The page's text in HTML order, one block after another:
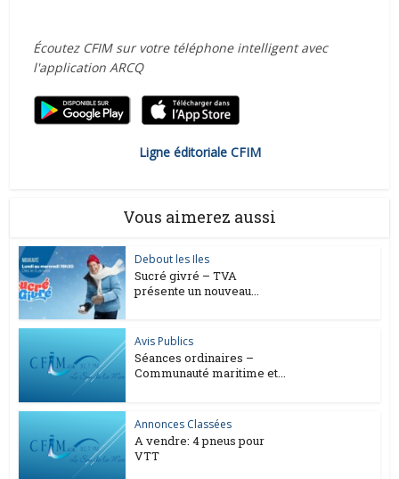
Écoutez CFIM sur votre téléphone intelligent avec
l'application ARCQ
Ligne éditoriale CFIM
Vous aimerez aussi
Debout les Iles
Sucré givré – TVA
présente un nouveau...
Avis Publics
Séances ordinaires –
Communauté maritime et...
Annonces Classées
A vendre: 4 pneus pour
VTT